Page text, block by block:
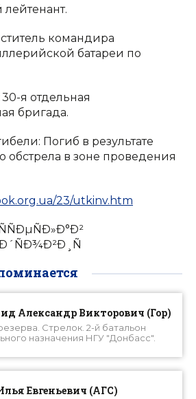
командира
батареи по
я отдельная
бригада.
Погиб в результате
обстрела в зоне проведения
23/utkinv.htm
Александр Викторович (Гор)
Стрелок. 2-й батальон
назначения НГУ "Донбасс".
Евгеньевич (АГС)